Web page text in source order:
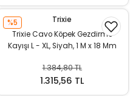
%5
Trixie
Trixie Cavo Köpek Gezdirme
Kayışı L - XL, Siyah, 1 M x 18 Mm
1.384,80 TL
1.315,56 TL